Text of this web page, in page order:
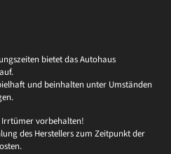
bietet das Autohaus
und beinhalten unter Umständen
vorbehalten!
des Herstellers zum Zeitpunkt der